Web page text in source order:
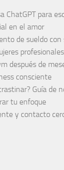
ChatGPT para
en el amor
de sueldo con
profesionales
después de
consciente
Guía de
tu enfoque
y contacto